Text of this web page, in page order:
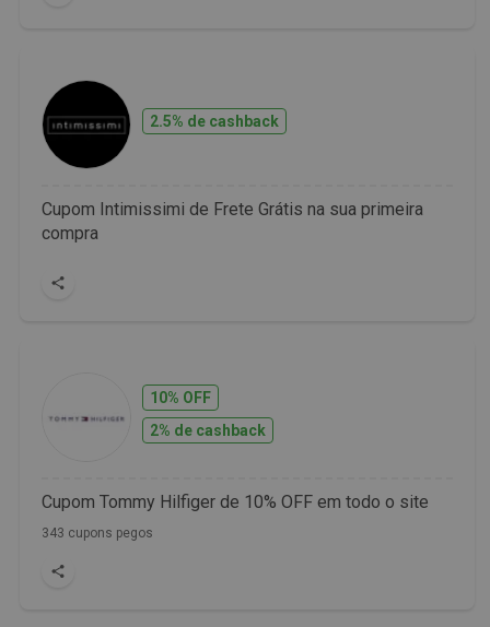
2.5% de cashback
Cupom Intimissimi de Frete Grátis na sua primeira
compra
10% OFF
2% de cashback
Cupom Tommy Hilfiger de 10% OFF em todo o site
343 cupons pegos